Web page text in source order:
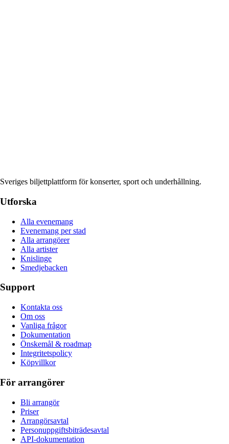
Sveriges biljettplattform för konserter, sport och underhållning.
Utforska
Alla evenemang
Evenemang per stad
Alla arrangörer
Alla artister
Knislinge
Smedjebacken
Support
Kontakta oss
Om oss
Vanliga frågor
Dokumentation
Önskemål & roadmap
Integritetspolicy
Köpvillkor
För arrangörer
Bli arrangör
Priser
Arrangörsavtal
Personuppgiftsbiträdesavtal
API-dokumentation